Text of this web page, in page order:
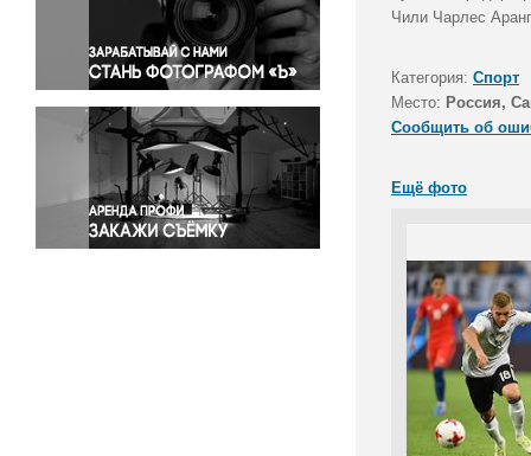
Правосудие
Происшествия и конфликты
Религия
Светская жизнь
Спорт
Экология
Экономика и бизнес
Чили Чарлес
Категория: Спорт
Место: Россия,
Сообщить об
Ещё фото